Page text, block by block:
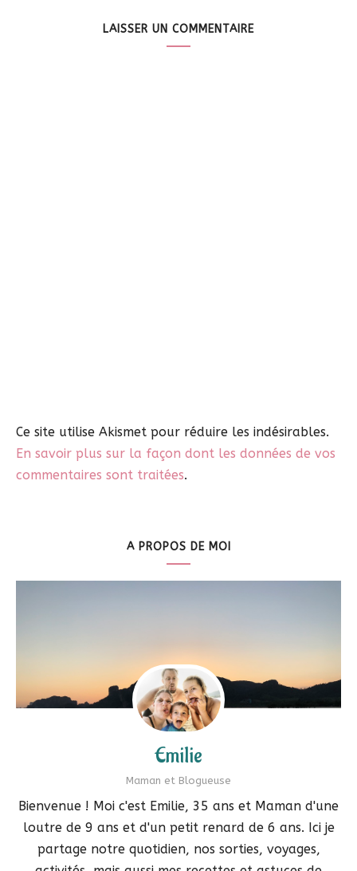
LAISSER UN COMMENTAIRE
Ce site utilise Akismet pour réduire les indésirables.
En savoir plus sur la façon dont les données de vos
commentaires sont traitées.
A PROPOS DE MOI
Emilie
Maman et Blogueuse
Bienvenue ! Moi c'est Emilie, 35 ans et Maman d'une
loutre de 9 ans et d'un petit renard de 6 ans. Ici je
partage notre quotidien, nos sorties, voyages,